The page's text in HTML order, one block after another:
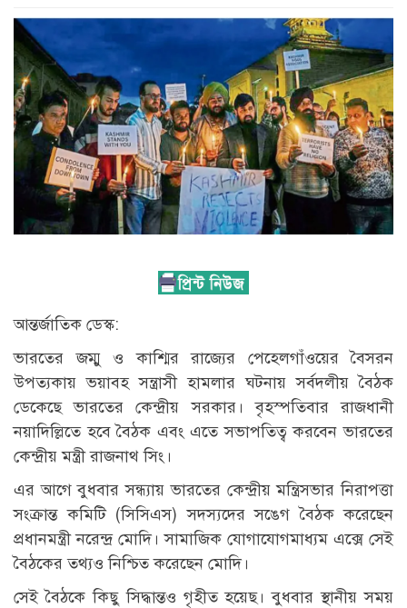
আন্তর্জাতিক ডেস্ক:
ভারতের জম্মু ও কাশ্মির রাজ্যের পেহেলগাঁওয়ের বৈসরন
উপত্যকায় ভয়াবহ সন্ত্রাসী হামলার ঘটনায় সর্বদলীয় বৈঠক
ডেকেছে ভারতের কেন্দ্রীয় সরকার। বৃহস্পতিবার রাজধানী
নয়াদিল্লিতে হবে বৈঠক এবং এতে সভাপতিত্ব করবেন ভারতের
কেন্দ্রীয় মন্ত্রী রাজনাথ সিং।
এর আগে বুধবার সন্ধ্যায় ভারতের কেন্দ্রীয় মন্ত্রিসভার নিরাপত্তা
সংক্রান্ত কমিটি (সিসিএস) সদস্যদের সঙেগ বৈঠক করেছেন
প্রধানমন্ত্রী নরেন্দ্র মোদি। সামাজিক যোগাযোগমাধ্যম এক্সে সেই
বৈঠকের তথ্যও নিশ্চিত করেছেন মোদি।
সেই বৈঠকে কিছু সিদ্ধান্তও গৃহীত হয়েছ। বুধবার স্থানীয় সময়